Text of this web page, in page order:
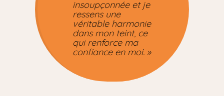
insoupçonnée et je
ressens une
véritable harmonie
dans mon teint, ce
qui renforce ma
confiance en moi. »